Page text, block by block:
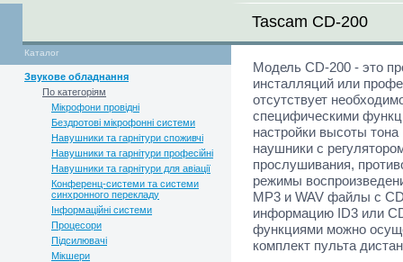
Tascam CD-200
Каталог
Звукове обладнання
По категоріям
Мікрофони провідні
Бездротові мікрофонні системи
Навушники та гарнітури споживчі
Навушники та гарнітури професійні
Навушники та гарнітури для авіації
Конференц-системи та системи
синхронного перекладу
Інформаційні системи
Процесори
Підсилювачі
Мікшери
Модель CD-200 - это
инсталляций или
отсутствует
специфическими
настройки высоты
наушники с
прослушивания,
режимы
MP3 и WAV файлы с
информацию ID3 или
функциями можно
комплект пульта